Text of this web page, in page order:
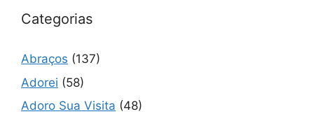
Categorias
Abraços (137)
Adorei (58)
Adoro Sua Visita (48)